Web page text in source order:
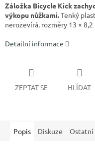
Záložka Bicycle Kick
výkopu nůžkami.Tenký
nerozevírá, rozměry 13 × 8,2
Detailní informace
ZEPTAT SE HLÍDAT
Popis Diskuze Ostatní